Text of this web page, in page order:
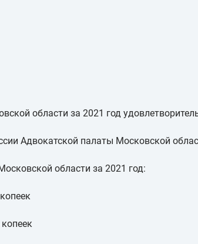
области за 2021 год
Адвокатской палаты Московской
области за 2021 год: